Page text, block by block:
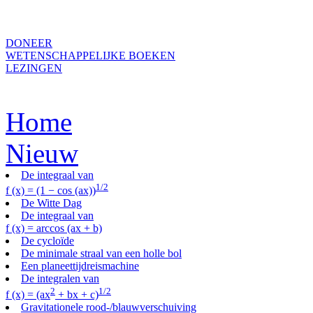
DONEER
WETENSCHAPPELIJKE BOEKEN
LEZINGEN
Home
Nieuw
De integraal van
f (x) = (1 − cos (ax))1/2
De Witte Dag
De integraal van
f (x) = arccos (ax + b)
De cycloïde
De minimale straal van een holle bol
Een planeettijdreismachine
De integralen van
f (x) = (ax2 + bx + c)1/2
Gravitationele rood-/blauwverschuiving